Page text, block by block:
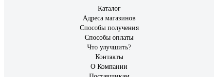
Каталог
Адреса магазинов
Способы получения
Способы оплаты
Что улучшить?
Контакты
О Компании